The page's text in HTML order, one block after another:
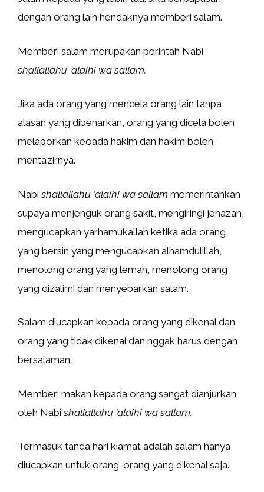
dengan orang lain hendaknya memberi salam.
Memberi salam merupakan perintah Nabi
shallallahu ‘alaihi wa sallam.
Jika ada orang yang mencela orang lain tanpa
alasan yang dibenarkan, orang yang dicela boleh
melaporkan keoada hakim dan hakim boleh
menta’zirnya.
Nabishallallahu ‘alaihi wa sallam memerintahkan
supaya menjenguk orang sakit, mengiringi jenazah,
mengucapkan yarhamukallah ketika ada orang
yang bersin yang mengucapkan alhamdulillah,
menolong orang yang lemah, menolong orang
yang dizalimi dan menyebarkan salam.
Salam diucapkan kepada orang yang dikenal dan
orang yang tidak dikenal dan nggak harus dengan
bersalaman.
Memberi makan kepada orang sangat dianjurkan
oleh Nabishallallahu ‘alaihi wa sallam.
Termasuk tanda hari kiamat adalah salam hanya
diucapkan untuk orang-orang yang dikenal saja.